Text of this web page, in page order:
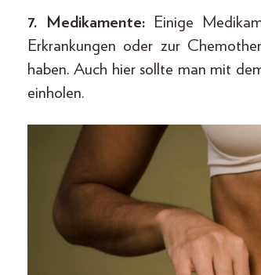
7. Medikamente: Einige
Erkrankungen oder zur
haben. Auch hier sollte man mit
einholen.